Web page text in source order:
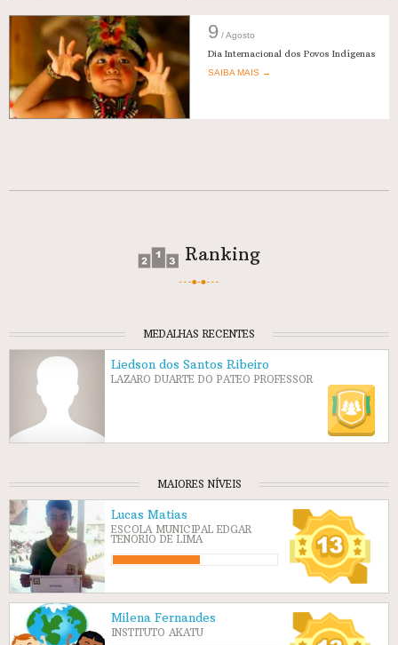
9 / Agosto
Dia Internacional dos Povos Indígenas
SAIBA MAIS →
Ranking
MEDALHAS RECENTES
Liedson dos Santos Ribeiro
LAZARO DUARTE DO PATEO PROFESSOR
MAIORES NÍVEIS
Lucas Matias
ESCOLA MUNICIPAL EDGAR
TENORIO DE LIMA
Milena Fernandes
INSTITUTO AKATU